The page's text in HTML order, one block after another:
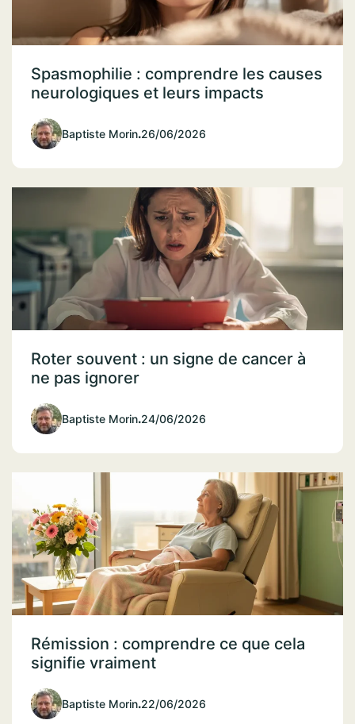
Spasmophilie : comprendre les causes
neurologiques et leurs impacts
Baptiste Morin.26/06/2026
Roter souvent : un signe de cancer à
ne pas ignorer
Baptiste Morin.24/06/2026
Rémission : comprendre ce que cela
signifie vraiment
Baptiste Morin.22/06/2026